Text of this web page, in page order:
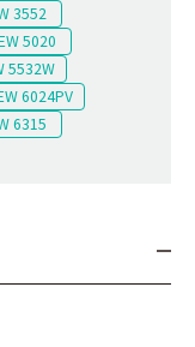
3552
5020
5532W
6024PV
6315